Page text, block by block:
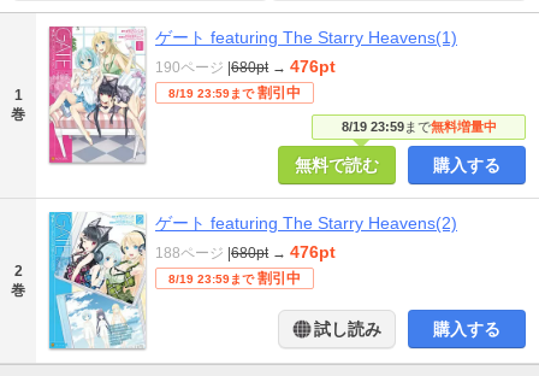
1
巻
ゲート featuring The Starry Heavens(1)
8/19 23:59まで無料増量中
190ページ |680pt → 476pt
8/19 23:59まで 割引中
無料で読む 購入する
2
巻
ゲート featuring The Starry Heavens(2)
188ページ |680pt → 476pt
8/19 23:59まで 割引中
試し読み 購入する